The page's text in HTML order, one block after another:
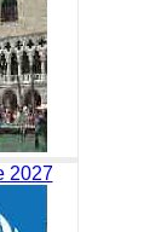
2027